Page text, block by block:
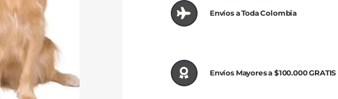
Envíos a Toda Colombia
Envíos Mayores a $100.000 GRATIS